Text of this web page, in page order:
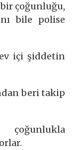
çoğunluğu,
bile polise
içi şiddetin
beri takip
çoğunlukla